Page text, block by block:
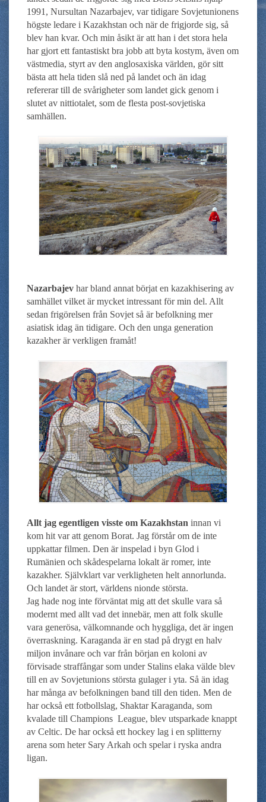
1991, Nursultan Nazarbajev, var tidigare Sovjetunionens
högste ledare i Kazakhstan och när de frigjorde sig, så
blev han kvar. Och min åsikt är att han i det stora hela
har gjort ett fantastiskt bra jobb att byta kostym, även om
västmedia, styrt av den anglosaxiska världen, gör sitt
bästa att hela tiden slå ned på landet och än idag
refererar till de svårigheter som landet gick genom i
slutet av nittiotalet, som de flesta post-sovjetiska
samhällen.
Nazarbajev har bland annat börjat en kazakhisering av
samhället vilket är mycket intressant för min del. Allt
sedan frigörelsen från Sovjet så är befolkning mer
asiatisk idag än tidigare. Och den unga generation
kazakher är verkligen framåt!
Allt jag egentligen visste om Kazakhstan innan vi
kom hit var att genom Borat. Jag förstår om de inte
uppkattar filmen. Den är inspelad i byn Glod i
Rumänien och skådespelarna lokalt är romer, inte
kazakher. Självklart var verkligheten helt annorlunda.
Och landet är stort, världens nionde största.
Jag hade nog inte förväntat mig att det skulle vara så
modernt med allt vad det innebär, men att folk skulle
vara generösa, välkomnande och hyggliga, det är ingen
överraskning. Karaganda är en stad på drygt en halv
miljon invånare och var från början en koloni av
förvisade straffångar som under Stalins elaka välde blev
till en av Sovjetunions största gulager i yta. Så än idag
har många av befolkningen band till den tiden. Men de
har också ett fotbollslag, Shaktar Karaganda, som
kvalade till Champions League, blev utsparkade knappt
av Celtic. De har också ett hockey lag i en splitterny
arena som heter Sary Arkah och spelar i ryska andra
ligan.